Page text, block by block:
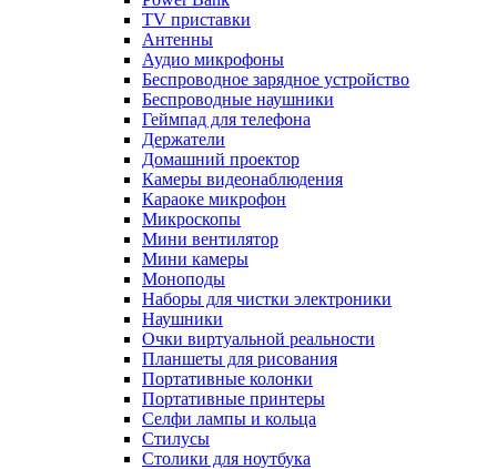
TV приставки
Антенны
Аудио микрофоны
Беспроводное зарядное устройство
Беспроводные наушники
Геймпад для телефона
Держатели
Домашний проектор
Камеры видеонаблюдения
Караоке микрофон
Микроскопы
Мини вентилятор
Мини камеры
Моноподы
Наборы для чистки электроники
Наушники
Очки виртуальной реальности
Планшеты для рисования
Портативные колонки
Портативные принтеры
Селфи лампы и кольца
Стилусы
Столики для ноутбука